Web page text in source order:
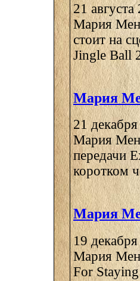
21 августа
Мария
стоит на
Jingle Ball
Мария
21
Мария
передачи
коротком
Мария
19
Мария
For